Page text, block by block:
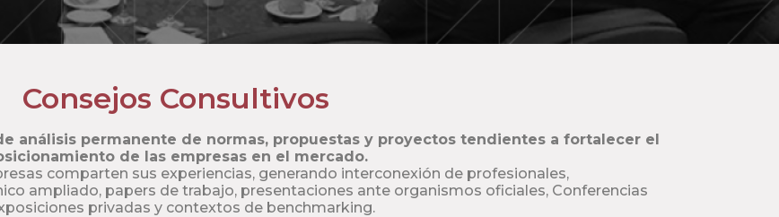
Consejos Consultivos
análisis permanente de normas, propuestas y proyectos tendientes a fortalecer el
de las empresas en el mercado.
comparten sus experiencias, generando interconexión de profesionales,
ampliado, papers de trabajo, presentaciones ante organismos oficiales, Conferencias
privadas y contextos de benchmarking.